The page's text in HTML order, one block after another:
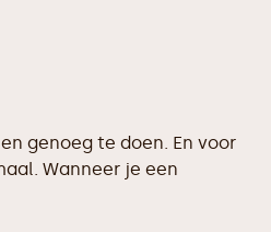
genoeg te doen. En voor
Wanneer je een